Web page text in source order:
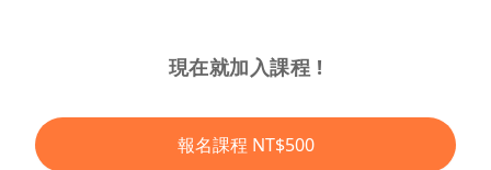
現在就加入課程 !
報名課程 NT$500